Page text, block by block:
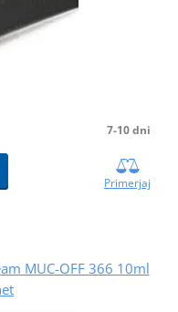
7-10 dni
Primerjaj
MUC-OFF 366 10ml